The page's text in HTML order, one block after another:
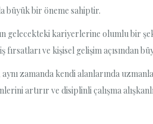
büyük bir öneme sahiptir.
gelecekteki kariyerlerine olumlu bir
ve kişisel gelişim açısından
zamanda kendi alanlarında
artırır ve disiplinli çalışma